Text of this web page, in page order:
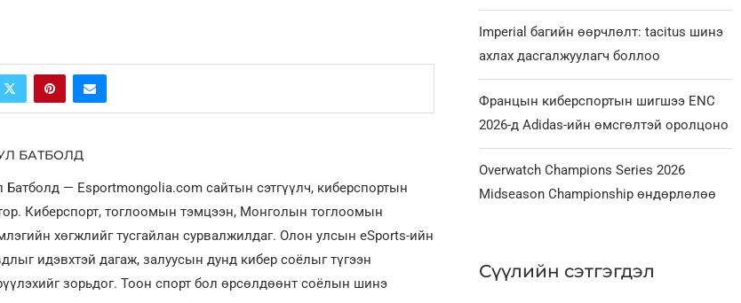
БАТБОЛД
Батболд — Esportmongolia.com сайтын сэтгүүлч, киберспортын
Киберспорт, тоглоомын тэмцээн, Монголын тоглоомын
хөгжлийг тусгайлан сурвалжилдаг. Олон улсын eSports-ийн
идэвхтэй дагаж, залуусын дунд кибер соёлыг түгээн
зорьдог. Тоон спорт бол өрсөлдөөнт соёлын шинэ
Imperial багийн өөрчлөлт: tacitus шинэ
ахлах дасгалжуулагч боллоо
Францын киберспортын шигшээ ENC
2026-д Adidas-ийн өмсгөлтэй оролцоно
Overwatch Champions Series 2026
Midseason Championship өндөрлөлөө
Сүүлийн сэтгэгдэл